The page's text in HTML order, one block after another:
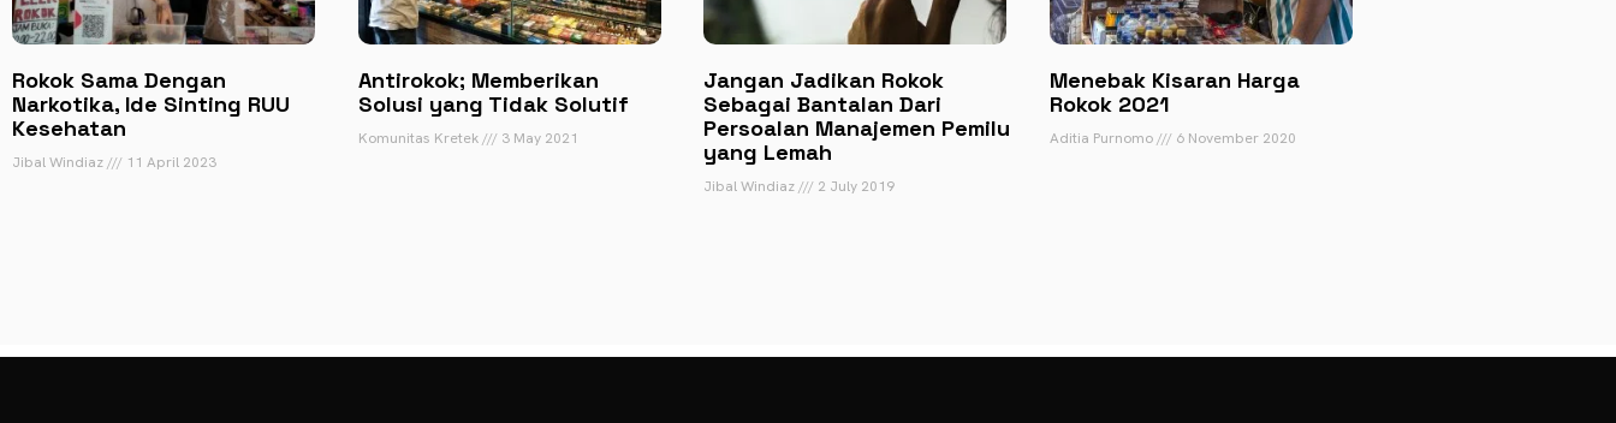
Rokok Sama Dengan
Narkotika, Ide Sinting RUU
Kesehatan
Jibal Windiaz 11 April 2023
Antirokok; Memberikan
Solusi yang Tidak Solutif
Komunitas Kretek 3 May 2021
Jangan Jadikan Rokok
Sebagai Bantalan Dari
Persoalan Manajemen Pemilu
yang Lemah
Jibal Windiaz 2 July 2019
Menebak Kisaran Harga
Rokok 2021
Aditia Purnomo 6 November 2020